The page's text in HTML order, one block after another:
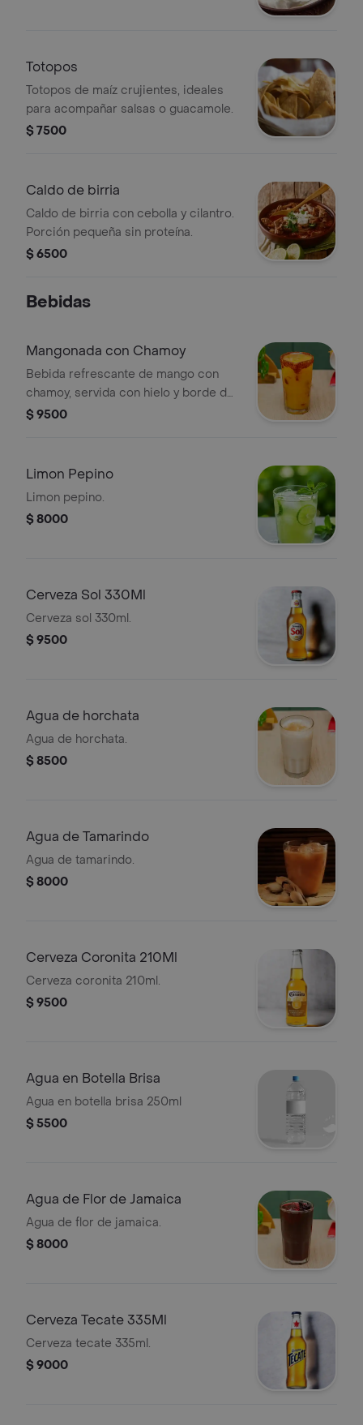
Totopos
Totopos de maíz crujientes, ideales
para acompañar salsas o guacamole.
$ 7500
Caldo de birria
Caldo de birria con cebolla y cilantro.
Porción pequeña sin proteína.
$ 6500
Bebidas
Mangonada con Chamoy
Bebida refrescante de mango con
chamoy, servida con hielo y borde de
chile en polvo.
$ 9500
Limon Pepino
Limon pepino.
$ 8000
Cerveza Sol 330Ml
Cerveza sol 330ml.
$ 9500
Agua de horchata
Agua de horchata.
$ 8500
Agua de Tamarindo
Agua de tamarindo.
$ 8000
Cerveza Coronita 210Ml
Cerveza coronita 210ml.
$ 9500
Agua en Botella Brisa
Agua en botella brisa 250ml
$ 5500
Agua de Flor de Jamaica
Agua de flor de jamaica.
$ 8000
Cerveza Tecate 335Ml
Cerveza tecate 335ml.
$ 9000